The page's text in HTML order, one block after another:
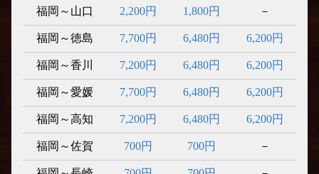
福岡～山口 2,200円 1,800円 －
福岡～徳島 7,700円 6,480円 6,200円
福岡～香川 7,200円 6,480円 6,200円
福岡～愛媛 7,700円 6,480円 6,200円
福岡～高知 7,200円 6,480円 6,200円
福岡～佐賀 700円 700円 －